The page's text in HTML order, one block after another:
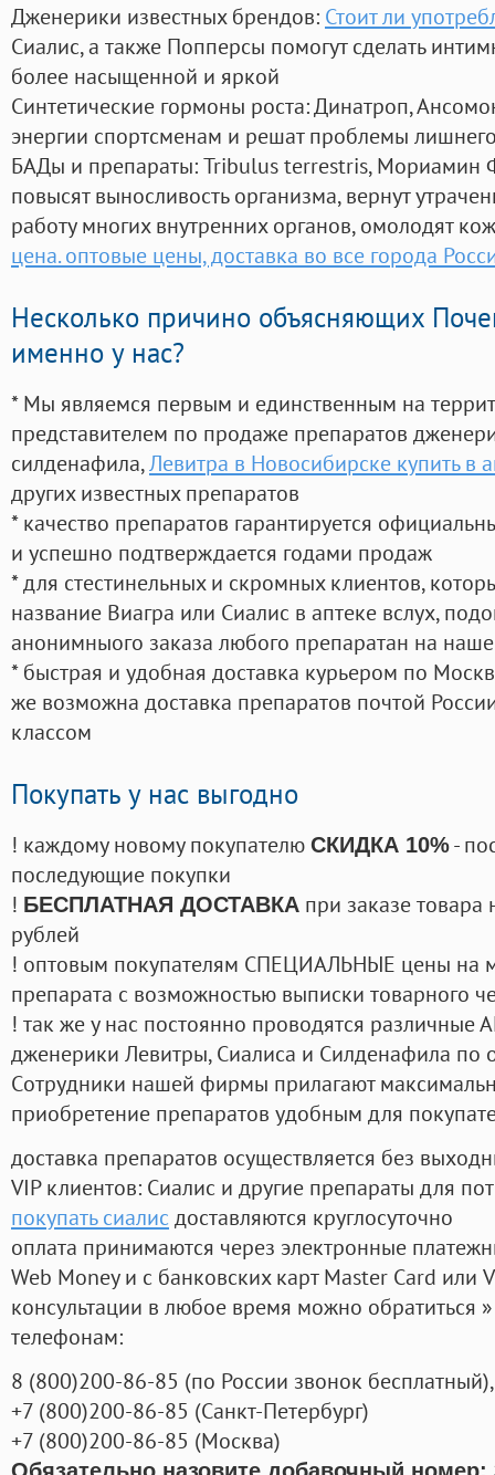
Дженерики известных брендов: Стоит ли
Сиалис, а также Попперсы помогут сделать
более насыщенной и яркой
Синтетические гормоны роста: Динатроп,
энергии спортсменам и решат проблемы
БАДы и препараты:Tribulus terrestris, Мориамин
повысят выносливость организма, вернут
работу многих внутренних органов, омолодят
цена. оптовые цены, доставка во все города
Несколько причино объясняющих
именно у нас?
* Мы являемся первым и единственным на
представителем по продаже препаратов
силденафила,Левитра в Новосибирске купить в
других известных препаратов
* качество препаратов гарантируется
и успешно подтверждается годами продаж
* для стестинельных и скромных клиентов,
название Виагра или Сиалис в аптеке вслух,
анонимныого заказа любого препаратан на
* быстрая и удобная доставка курьером по
же возможна доставка препаратов почтой
классом
Покупать у нас выгодно
! каждому новому покупателю СКИДКА 10%-
последующие покупки
! БЕСПЛАТНАЯ ДОСТАВКА при заказе
рублей
! оптовым покупателям СПЕЦИАЛЬНЫЕ цены на
препарата с возможностью выписки товарного
! так же у нас постоянно проводятся
дженерики Левитры, Сиалиса и Силденафила по
Cотрудники нашей фирмы прилагают
приобретение препаратов удобным для
доставка препаратов осуществляется без
VIP клиентов: Сиалис и другие препараты для
покупать сиалис доставляются круглосуточно
оплата принимаются через электронные
Web Money и с банковских карт Master Card или
консультации в любое время можно обратиться
телефонам:
8 (800)200-86-85 (по России звонок бесплатный),
+7 (800)200-86-85 (Санкт-Петербург)
+7 (800)200-86-85 (Москва)